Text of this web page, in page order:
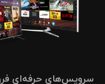
سرویس‌های حرفه‌ای